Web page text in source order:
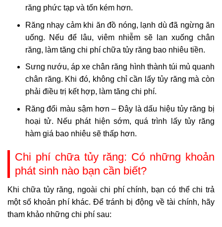
răng phức tạp và tốn kém hơn.
Răng nhạy cảm khi ăn đồ nóng, lạnh dù đã ngừng ăn
uống. Nếu để lâu, viêm nhiễm sẽ lan xuống chân
răng, làm tăng chi phí chữa tủy răng bao nhiêu tiền.
Sưng nướu, áp xe chân răng hình thành túi mủ quanh
chân răng. Khi đó, không chỉ cần lấy tủy răng mà còn
phải điều trị kết hợp, làm tăng chi phí.
Răng đổi màu sậm hơn – Đây là dấu hiệu tủy răng bị
hoại tử. Nếu phát hiện sớm, quá trình lấy tủy răng
hàm giá bao nhiêu sẽ thấp hơn.
Chi phí chữa tủy răng: Có những khoản
phát sinh nào bạn cần biết?
Khi chữa tủy răng, ngoài chi phí chính, bạn có thể chi trả
một số khoản phí khác. Để tránh bị động về tài chính, hãy
tham khảo những chi phí sau: